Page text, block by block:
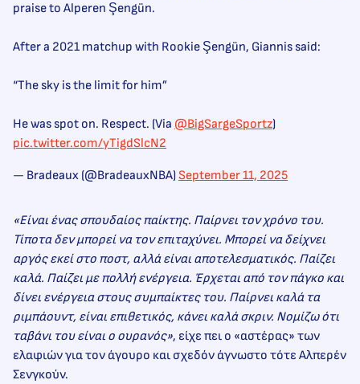
praise to Alperen Şengün.
After a 2021 matchup with Rookie Şengün, Giannis said:
“The sky is the limit for him”
He was spot on. Respect. (Via @BigSargeSportz)
pic.twitter.com/yTigdSlcN2
— Bradeaux (@BradeauxNBA)September 11, 2025
«Είναι ένας σπουδαίος παίκτης. Παίρνει τον χρόνο του.
Τίποτα δεν μπορεί να τον επιταχύνει. Μπορεί να δείχνει
αργός εκεί στο ποστ, αλλά είναι αποτελεσματικός. Παίζει
καλά. Παίζει με πολλή ενέργεια. Έρχεται από τον πάγκο και
δίνει ενέργεια στους συμπαίκτες του. Παίρνει καλά τα
ριμπάουντ, είναι επιθετικός, κάνει καλά σκριν. Νομίζω ότι
ταβάνι του είναι ο ουρανός», είχε πει ο «αστέρας» των
ελαφιών για τον άγουρο και σχεδόν άγνωστο τότε Αλπερέν
Σενγκούν.